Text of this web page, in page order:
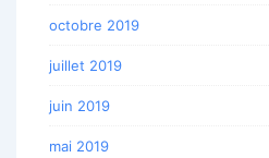
octobre 2019
juillet 2019
juin 2019
mai 2019